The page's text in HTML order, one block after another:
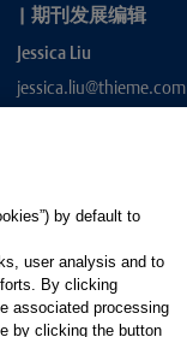
| 期刊发展编辑
Jessica Liu
jessica.liu@thieme.com
by default to
user analysis and to
By clicking
associated processing
by clicking the button